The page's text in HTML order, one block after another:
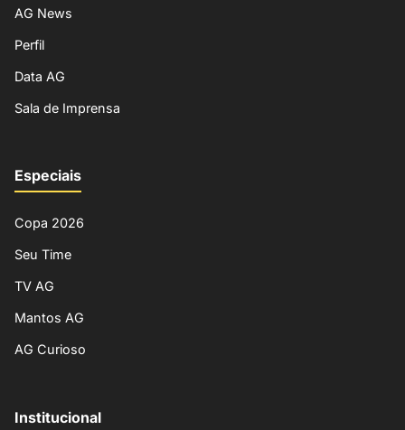
AG News
Perfil
Data AG
Sala de Imprensa
Especiais
Copa 2026
Seu Time
TV AG
Mantos AG
AG Curioso
Institucional